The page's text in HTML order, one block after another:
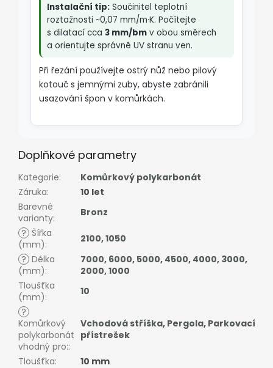
Instalační tip: Součinitel teplotní
roztažnosti ~0,07 mm/m·K. Počítejte
s dilatací cca 3 mm/bm v obou směrech
a orientujte správně UV stranu ven.
Při řezání používejte ostrý nůž nebo pilový
kotouč s jemnými zuby, abyste zabránili
usazování špon v komůrkách.
Doplňkové parametry
Kategorie:
Komůrkový polykarbonát
Záruka:
10 let
Barevné
varianty:
Bronz
? Šířka
(mm): 2100,1050
? Délka
(mm):
7000, 6000, 5000, 4500, 4000, 3000,
2000,1000
Tloušťka
(mm):
10
?
Komůrkový
polykarbonát
vhodný pro::
Vchodová stříška, Pergola, Parkovací
přístrešek
Tloušťka:
10 mm